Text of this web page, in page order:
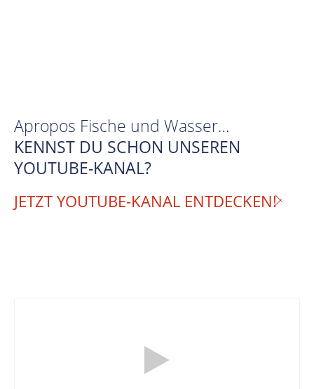
Apropos Fische und Wasser…
KENNST DU SCHON UNSEREN
YOUTUBE-KANAL?
JETZT YOUTUBE-KANAL ENTDECKEN!